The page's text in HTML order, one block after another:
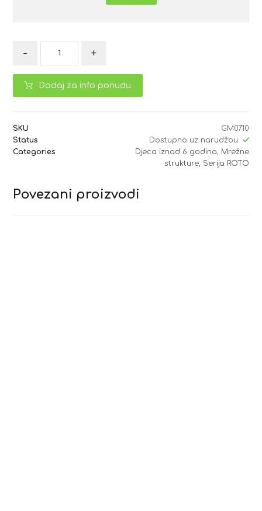
- +
Dodaj za info ponudu
SKU
GM0710
Status
Dostupno uz narudžbu
Categories
Djeca iznad 6 godina
Mrežne
strukture, Serija ROTO
Povezani proizvodi